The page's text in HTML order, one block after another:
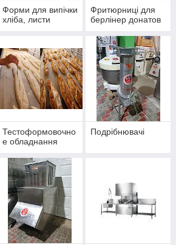
Форми для випічки
хліба, листи
Фритюрниці для
берлінер донатов
Тестоформовочно
е обладнання
Подрібнювачі